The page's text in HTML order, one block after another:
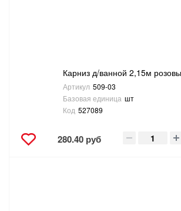
Карниз д/ванной 2,15м
Артикул 509-03
Базовая единица шт
Код 527089
280.40 руб